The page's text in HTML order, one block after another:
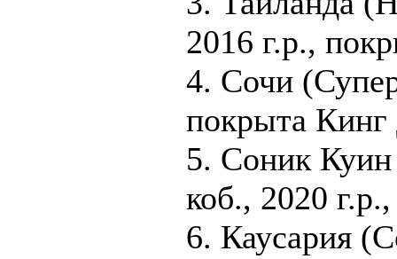
2016 г.р.,
4. Сочи
покрыта Кинг
5. Соник
коб., 2020
6. Каусария